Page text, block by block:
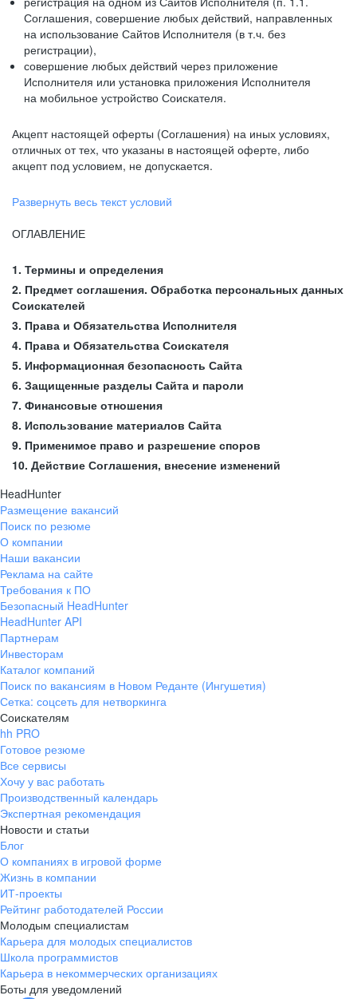
Соглашения, совершение любых действий, направленных
на использование Сайтов Исполнителя (в т.ч. без
регистрации),
совершение любых действий через приложение
Исполнителя или установка приложения Исполнителя
на мобильное устройство Соискателя.
Акцепт настоящей оферты (Соглашения) на иных условиях,
отличных от тех, что указаны в настоящей оферте, либо
акцепт под условием, не допускается.
Развернуть весь текст условий
ОГЛАВЛЕНИЕ
1. Термины и определения
2. Предмет соглашения. Обработка персональных данных
Соискателей
3. Права и Обязательства Исполнителя
4. Права и Обязательства Соискателя
5. Информационная безопасность Сайта
6. Защищенные разделы Сайта и пароли
7. Финансовые отношения
8. Использование материалов Сайта
9. Применимое право и разрешение споров
10. Действие Соглашения, внесение изменений
HeadHunter
Размещение вакансий
Поиск по резюме
О компании
Наши вакансии
Реклама на сайте
Требования к ПО
Безопасный HeadHunter
HeadHunter API
Партнерам
Инвесторам
Каталог компаний
Поиск по вакансиям в Новом Реданте (Ингушетия)
Сетка: соцсеть для нетворкинга
Соискателям
hh PRO
Готовое резюме
Все сервисы
Хочу у вас работать
Производственный календарь
Экспертная рекомендация
Новости и статьи
Блог
О компаниях в игровой форме
Жизнь в компании
ИТ-проекты
Рейтинг работодателей России
Молодым специалистам
Карьера для молодых специалистов
Школа программистов
Карьера в некоммерческих организациях
Боты для уведомлений